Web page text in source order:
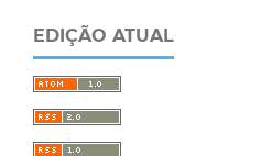
EDIÇÃO ATUAL